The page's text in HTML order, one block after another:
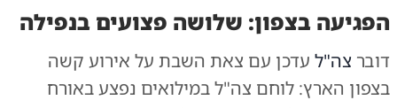
הפגיעה בצפון: שלושה פצועים בנפילה
דובר צה"ל עדכן עם צאת השבת על אירוע קשה
בצפון הארץ: לוחם צה"ל במילואים נפצע באורח